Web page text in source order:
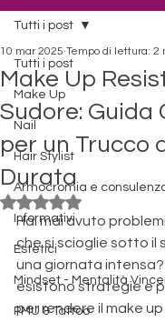
Tutti i post
Make Up
Nail
Hair Stylist
Armocromia e
Informativi
Estetici
Mindset - Mentalità
PMU & Tattoo
Tutti i post
Make Up
Sudore: Guida
per un Trucco
Durata
10 mar 2025 Tempo di lettura: 2
Valutazione NaN
Hai mai avuto
che si scioglie sotto il
una giornata intensa?
esistono strategie e
per rendere il make